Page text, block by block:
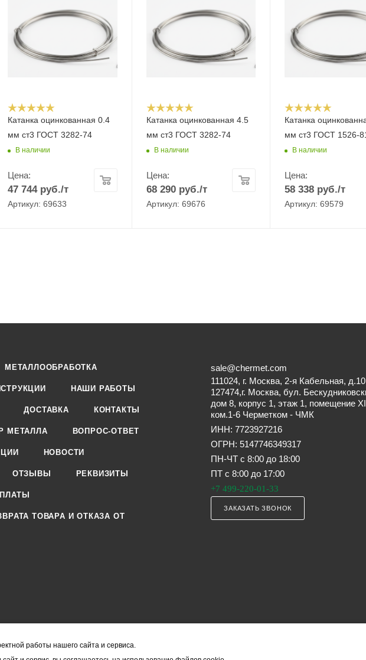
Катанка оцинкованная 0.4
мм ст3 ГОСТ 3282-74
В наличии
Цена:
47 744руб./т
Артикул: 69633
Катанка оцинкованная 4.5
мм ст3 ГОСТ 3282-74
В наличии
Цена:
68 290руб./т
Артикул: 69676
Катанка
мм ст3 ГОСТ 1526-
В наличии
Цена:
58 338 руб./т
Артикул: 69579
МЕТАЛЛООБРАБОТКА
НАШИ РАБОТЫ
ДОСТАВКА КОНТАКТЫ
МЕТАЛЛА ВОПРОС-ОТВЕТ
НОВОСТИ
ОТЗЫВЫ РЕКВИЗИТЫ
ТОВАРА И ОТКАЗА ОТ
sale@chermet.com
111024, г. Москва, 2-я Кабельная, д.10
127474,г. Москва, бул.
дом 8, корпус 1, этаж 1, помещение
ком.1-6 Черметком - ЧМК
ИНН: 7723927216
ОГРН: 5147746349317
ПН-ЧТ с 8:00 до 18:00
ПТ с 8:00 до 17:00
+7 499-220-01-33
ЗАКАЗАТЬ ЗВОНОК
работы нашего сайта и сервиса.